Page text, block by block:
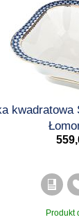
kwadratowa
Produkt